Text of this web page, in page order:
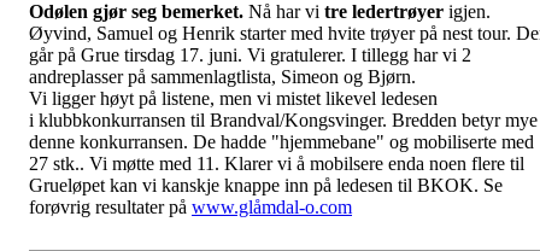
Odølen gjør seg bemerket. Nå har vi tre ledertrøyer igjen.
Øyvind, Samuel og Henrik starter med hvite trøyer på nest tour.
går på Grue tirsdag 17. juni. Vi gratulerer. I tillegg har vi 2
andreplasser på sammenlagtlista, Simeon og Bjørn.
Vi ligger høyt på listene, men vi mistet likevel ledesen
i klubbkonkurransen til Brandval/Kongsvinger. Bredden betyr
denne konkurransen. De hadde "hjemmebane" og mobiliserte med
27 stk.. Vi møtte med 11. Klarer vi å mobilsere enda noen flere til
Grueløpet kan vi kanskje knappe inn på ledesen til BKOK. Se
forøvrig resultater på www.glåmdal-o.com